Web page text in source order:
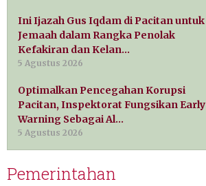
Ini Ijazah Gus Iqdam di Pacitan untuk
Jemaah dalam Rangka Penolak
Kefakiran dan Kelan…
5 Agustus 2026
Optimalkan Pencegahan Korupsi
Pacitan, Inspektorat Fungsikan Early
Warning Sebagai Al…
5 Agustus 2026
Pemerintahan